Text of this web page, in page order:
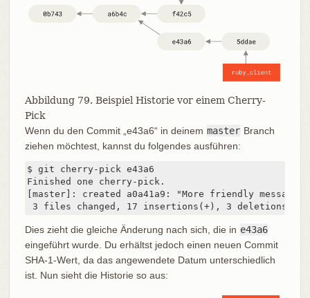
Abbildung 79. Beispiel Historie vor einem Cherry-
Pick
Wenn du den Commit „e43a6“ in deinem master Branch
ziehen möchtest, kannst du folgendes ausführen:
$ git cherry-pick e43a6
Finished one cherry-pick.
[master]: created a0a41a9: "More friendly
3 files changed, 17 insertions(+), 3 deletions(-)
Dies zieht die gleiche Änderung nach sich, die in e43a6
eingeführt wurde. Du erhältst jedoch einen neuen Commit
SHA-1-Wert, da das angewendete Datum unterschiedlich
ist. Nun sieht die Historie so aus: